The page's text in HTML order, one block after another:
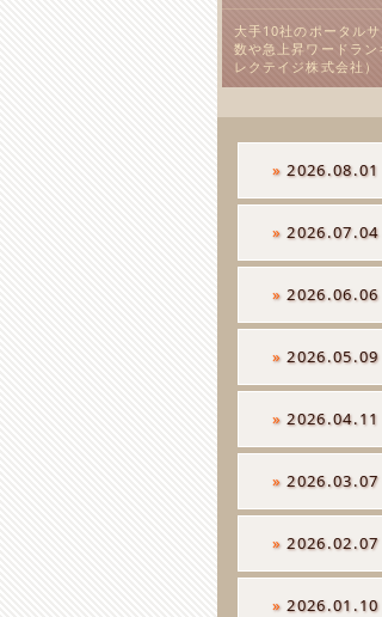
大手10社のポータル
数や急上昇ワードラ
レクテイジ株式会社）
»2026.08.01
»2026.07.04
»2026.06.06
»2026.05.09
»2026.04.11
»2026.03.07
»2026.02.07
»2026.01.10